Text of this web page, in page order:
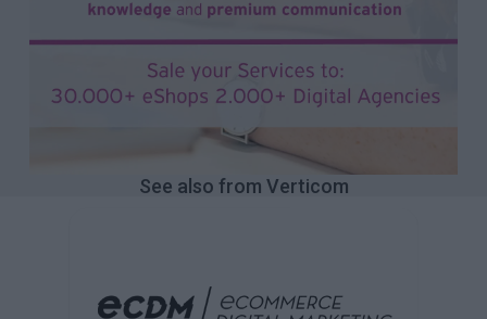
See also from Verticom